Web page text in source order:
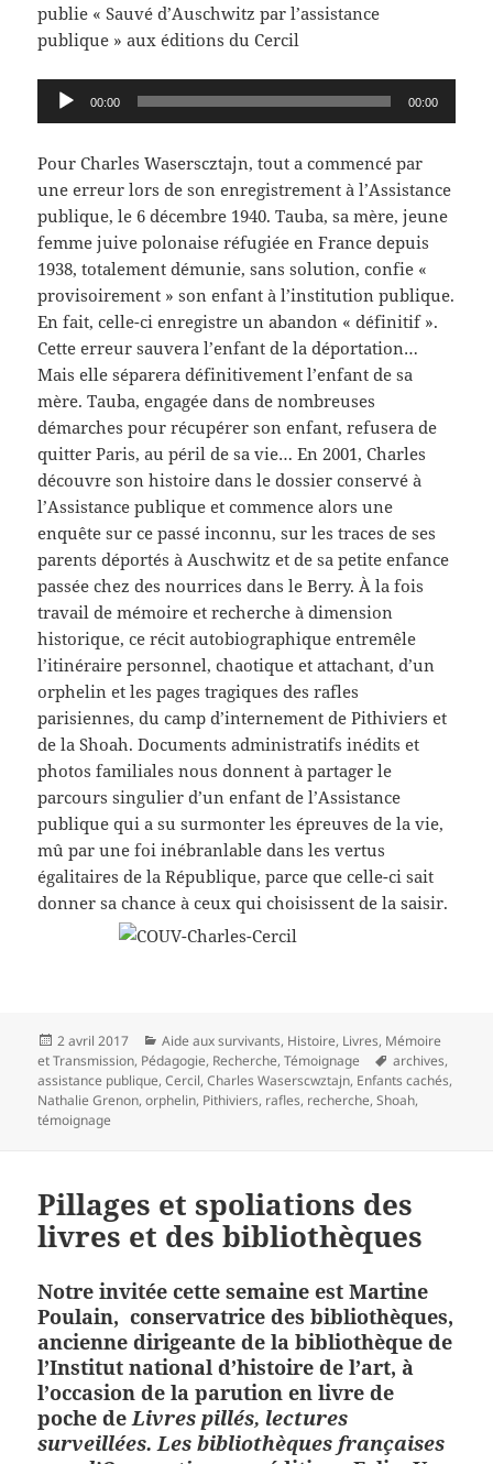
publie « Sauvé d’Auschwitz par l’assistance
publique » aux éditions du Cercil
Lecteur 00:00 00:00
Pour Charles Waserscztajn, tout a commencé par
une erreur lors de son enregistrement à l’Assistance
publique, le 6 décembre 1940. Tauba, sa mère, jeune
femme juive polonaise réfugiée en France depuis
1938, totalement démunie, sans solution, confie «
provisoirement » son enfant à l’institution publique.
En fait, celle-ci enregistre un abandon « définitif ».
Cette erreur sauvera l’enfant de la déportation…
Mais elle séparera définitivement l’enfant de sa
mère. Tauba, engagée dans de nombreuses
démarches pour récupérer son enfant, refusera de
quitter Paris, au péril de sa vie… En 2001, Charles
découvre son histoire dans le dossier conservé à
l’Assistance publique et commence alors une
enquête sur ce passé inconnu, sur les traces de ses
parents déportés à Auschwitz et de sa petite enfance
passée chez des nourrices dans le Berry. À la fois
travail de mémoire et recherche à dimension
historique, ce récit autobiographique entremêle
l’itinéraire personnel, chaotique et attachant, d’un
orphelin et les pages tragiques des rafles
parisiennes, du camp d’internement de Pithiviers et
de la Shoah. Documents administratifs inédits et
photos familiales nous donnent à partager le
parcours singulier d’un enfant de l’Assistance
publique qui a su surmonter les épreuves de la vie,
mû par une foi inébranlable dans les vertus
égalitaires de la République, parce que celle-ci sait
donner sa chance à ceux qui choisissent de la saisir.
Publié
le
2 avril 2017 Catégories
Aide aux survivants, Histoire, Livres, Mémoire
et Transmission, Pédagogie, Recherche,Témoignage
Mots-
clés
archives,
assistance publique,Cercil,Charles Waserscwztajn, Enfants cachés,
Nathalie Grenon,orphelin, Pithiviers, rafles, recherche,Shoah,
témoignage
Pillages et spoliations des
livres et des bibliothèques
Notre invitée cette semaine estMartine
Poulain, conservatrice des bibliothèques,
ancienne dirigeante de la bibliothèque de
l’Institut national d’histoire de l’art, à
l’occasion de la parution en livre de
poche deLivres pillés, lectures
surveillées. Les bibliothèques françaises